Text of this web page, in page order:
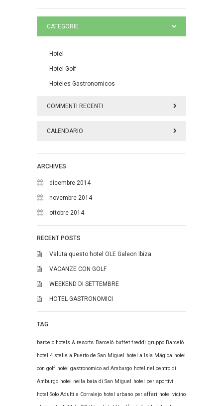
CATEGORIE
Hotel
Hotel Golf
Hoteles Gastronomicos
COMMENTI RECENTI
CALENDARIO
3 4 5
10 11
17 18 19 20 21 22
24 25 26 27
ARCHIVES
dicembre 2014
novembre 2014
ottobre 2014
RECENT POSTS
Valuta questo hotel OLE Galeon Ibiza
VACANZE CON GOLF
WEEKEND DI SETTEMBRE
HOTEL GASTRONOMICI
TAG
barcelo hotels & resorts Barceló buffet freddi gruppo Barceló
hotel 4 stelle a Puerto de San Miguel hotel a Isla Mágica hotel
con golf hotel gastronomico ad Amburgo hotel nel centro di
Amburgo hotel nella baia di San Miguel hotel per sportivi
hotel Solo Adulti a Corralejo hotel urbano per affari hotel vicino